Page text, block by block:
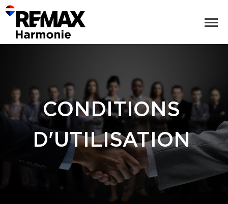
CONDITIONS
D'UTILISATION